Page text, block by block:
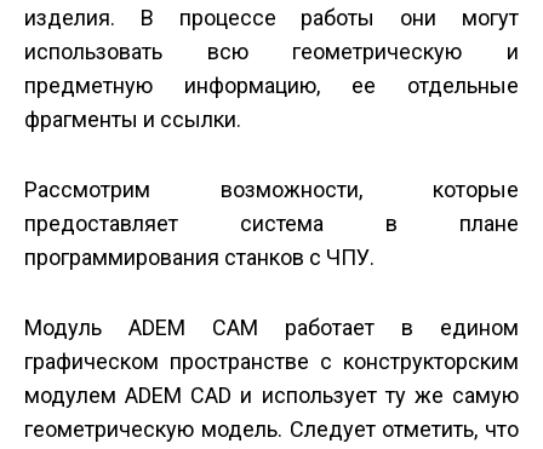
изделия. В процессе работы они могут
использовать всю геометрическую и
предметную информацию, ее отдельные
фрагменты и ссылки.
Рассмотрим возможности, которые
предоставляет система в плане
программирования станков с ЧПУ.
Модуль ADEM CAM работает в едином
графическом пространстве с конструкторским
модулем ADEM CAD и использует ту же самую
геометрическую модель. Следует отметить, что